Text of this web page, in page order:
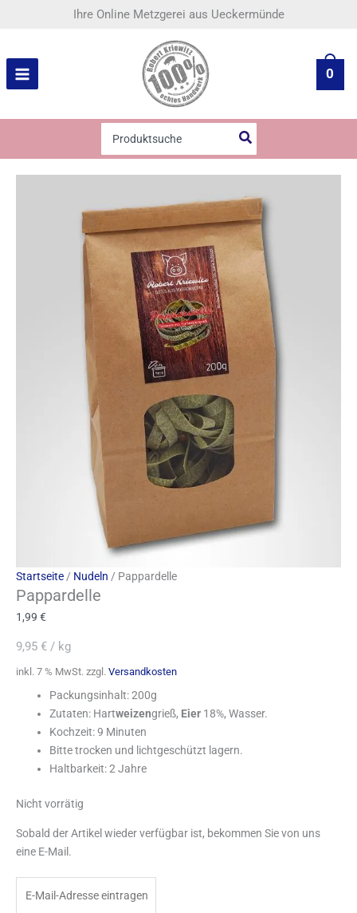
Ihre Online Metzgerei aus Ueckermünde
0
for:
Startseite / Nudeln / Pappardelle
Pappardelle
1,99 €
9,95 € / kg
inkl. 7 % MwSt. zzgl. Versandkosten
Packungsinhalt: 200g
Zutaten: Hartweizengrieß, Eier 18%, Wasser.
Kochzeit: 9 Minuten
Bitte trocken und lichtgeschützt lagern.
Haltbarkeit: 2 Jahre
Nicht vorrätig
Sobald der Artikel wieder verfügbar ist, bekommen Sie von uns
eine E-Mail.